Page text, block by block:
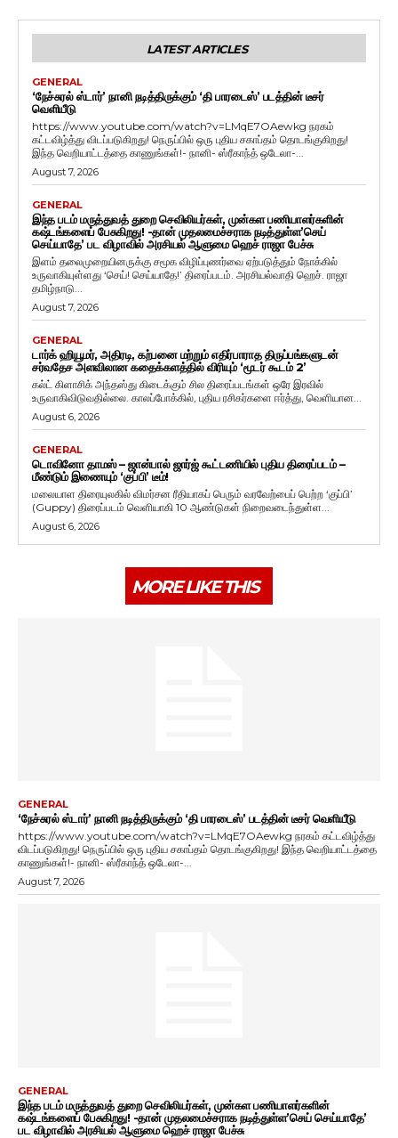
LATEST ARTICLES
GENERAL
‘நேச்சுரல் ஸ்டார்’ நானி நடித்திருக்கும் ‘தி பாரடைஸ்’ படத்தின் டீசர்
வெளியீடு
https://www.youtube.com/watch?v=LMqE7OAewkg நரகம்
கட்டவிழ்த்து விடப்படுகிறது! நெருப்பில் ஒரு புதிய சகாப்தம் தொடங்குகிறது!
இந்த வெறியாட்டத்தை காணுங்கள்!- நானி- ஸ்ரீகாந்த் ஒடேலா-...
August 7, 2026
GENERAL
இந்த படம் மருத்துவத் துறை செவிலியர்கள், முன்கள பணியாளர்களின்
கஷ்டங்களைப் பேசுகிறது! -தான் முதலமைச்சராக நடித்துள்ள’செய்
செய்யாதே’ பட விழாவில் அரசியல் ஆளுமை ஹெச் ராஜா பேச்சு
இளம் தலைமுறையினருக்கு சமூக விழிப்புணர்வை ஏற்படுத்தும் நோக்கில்
உருவாகியுள்ளது ‘செய்! செய்யாதே!’ திரைப்படம். அரசியல்வாதி ஹெச். ராஜா
தமிழ்நாடு...
August 7, 2026
GENERAL
டார்க் ஹியூமர், அதிரடி, கற்பனை மற்றும் எதிர்பாராத திருப்பங்களுடன்
சர்வதேச அளவிலான கதைக்களத்தில் விரியும் ‘மூடர் கூடம் 2’
கல்ட் கிளாசிக் அந்தஸ்து கிடைக்கும் சில திரைப்படங்கள் ஒரே இரவில்
உருவாகிவிடுவதில்லை. காலப்போக்கில், புதிய ரசிகர்களை ஈர்த்து, வெளியான...
August 6, 2026
GENERAL
டொவினோ தாமஸ் – ஜான்பால் ஜார்ஜ் கூட்டணியில் புதிய திரைப்படம் –
மீண்டும் இணையும் ‘குப்பி’ டீம்!
மலையாள திரையுலகில் விமர்சன ரீதியாகப் பெரும் வரவேற்பைப் பெற்ற ‘குப்பி’
(Guppy) திரைப்படம் வெளியாகி 10 ஆண்டுகள் நிறைவடைந்துள்ள...
August 6, 2026
MORE LIKE THIS
GENERAL
‘நேச்சுரல் ஸ்டார்’ நானி நடித்திருக்கும் ‘தி பாரடைஸ்’ படத்தின் டீசர் வெளியீடு
https://www.youtube.com/watch?v=LMqE7OAewkg நரகம் கட்டவிழ்த்து
விடப்படுகிறது! நெருப்பில் ஒரு புதிய சகாப்தம் தொடங்குகிறது! இந்த வெறியாட்டத்தை
காணுங்கள்!- நானி- ஸ்ரீகாந்த் ஒடேலா-...
August 7, 2026
GENERAL
இந்த படம் மருத்துவத் துறை செவிலியர்கள், முன்கள பணியாளர்களின்
கஷ்டங்களைப் பேசுகிறது! -தான் முதலமைச்சராக நடித்துள்ள’செய் செய்யாதே’
பட விழாவில் அரசியல் ஆளுமை ஹெச் ராஜா பேச்சு